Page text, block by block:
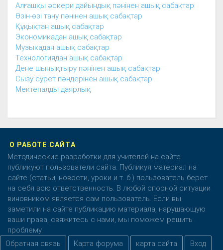
Алғашқы әскери дайындық пәнінен ашық сабақтар
Өзін-өзі тану пәнінен ашық сабақтар
Құқықтан ашық сабақтар
Экономикадан ашық сабақтар
Музыкадан ашық сабақтар
Технологиядан ашық сабақтар
Дене шынықтыру пәнінен ашық сабақтар
Сызу сурет пәндерінен ашық сабақтар
Мектепалды даярлық
О РАБОТЕ САЙТА
Методические разработки для учителей на сайте
публикуют пользователи сайта. Публикуя материал на
сайте (статьи, новости, уроки и т. б.) пользователь берет
на себя всю ответственность. В любой спорной ситуации
виновником является сам пользователь. Если вы
заметили на сайте публикацию материала, нарушающую
ваши права, свяжитесь с нами, мы поможем решить
проблему.
Обратная связь
Карта форума карта сайта Вход